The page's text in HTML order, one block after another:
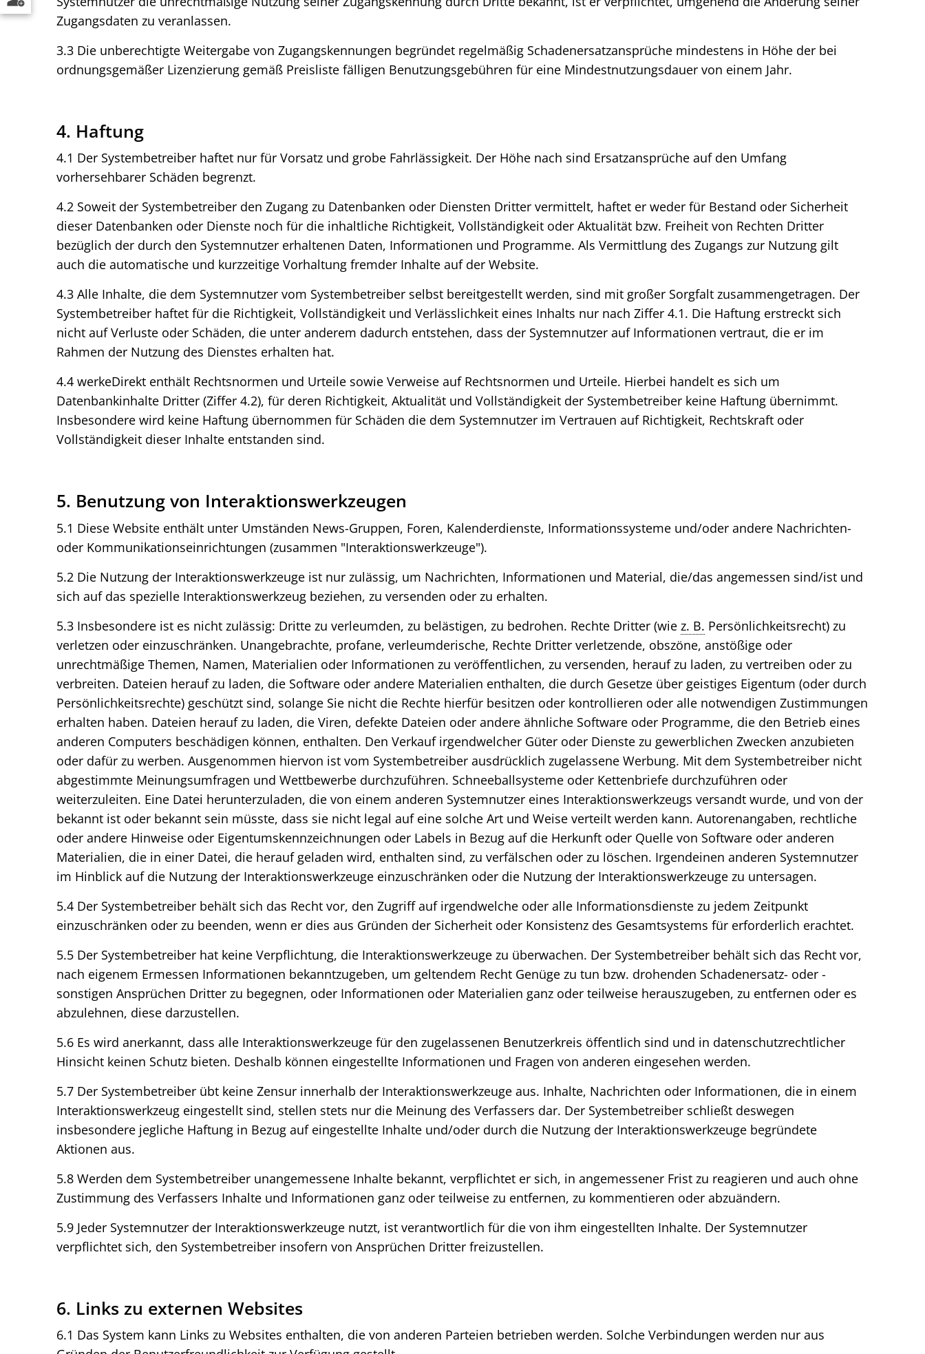
Zugangsdaten zu veranlassen.
3.3 Die unberechtigte Weitergabe von Zugangskennungen begründet regelmäßig Schadenersatzansprüche mindestens in Höhe der bei
ordnungsgemäßer Lizenzierung gemäß Preisliste fälligen Benutzungsgebühren für eine Mindestnutzungsdauer von einem Jahr.
4. Haftung
4.1 Der Systembetreiber haftet nur für Vorsatz und grobe Fahrlässigkeit. Der Höhe nach sind Ersatzansprüche auf den Umfang
vorhersehbarer Schäden begrenzt.
4.2 Soweit der Systembetreiber den Zugang zu Datenbanken oder Diensten Dritter vermittelt, haftet er weder für Bestand oder Sicherheit
dieser Datenbanken oder Dienste noch für die inhaltliche Richtigkeit, Vollständigkeit oder Aktualität bzw. Freiheit von Rechten Dritter
bezüglich der durch den Systemnutzer erhaltenen Daten, Informationen und Programme. Als Vermittlung des Zugangs zur Nutzung gilt
auch die automatische und kurzzeitige Vorhaltung fremder Inhalte auf der Website.
4.3 Alle Inhalte, die dem Systemnutzer vom Systembetreiber selbst bereitgestellt werden, sind mit großer Sorgfalt zusammengetragen. Der
Systembetreiber haftet für die Richtigkeit, Vollständigkeit und Verlässlichkeit eines Inhalts nur nach Ziffer 4.1. Die Haftung erstreckt sich
nicht auf Verluste oder Schäden, die unter anderem dadurch entstehen, dass der Systemnutzer auf Informationen vertraut, die er im
Rahmen der Nutzung des Dienstes erhalten hat.
4.4 werkeDirekt enthält Rechtsnormen und Urteile sowie Verweise auf Rechtsnormen und Urteile. Hierbei handelt es sich um
Datenbankinhalte Dritter (Ziffer 4.2), für deren Richtigkeit, Aktualität und Vollständigkeit der Systembetreiber keine Haftung übernimmt.
Insbesondere wird keine Haftung übernommen für Schäden die dem Systemnutzer im Vertrauen auf Richtigkeit, Rechtskraft oder
Vollständigkeit dieser Inhalte entstanden sind.
5. Benutzung von Interaktionswerkzeugen
5.1 Diese Website enthält unter Umständen News-Gruppen, Foren, Kalenderdienste, Informationssysteme und/oder andere Nachrichten-
oder Kommunikationseinrichtungen (zusammen "Interaktionswerkzeuge").
5.2 Die Nutzung der Interaktionswerkzeuge ist nur zulässig, um Nachrichten, Informationen und Material, die/das angemessen sind/ist und
sich auf das spezielle Interaktionswerkzeug beziehen, zu versenden oder zu erhalten.
5.3 Insbesondere ist es nicht zulässig: Dritte zu verleumden, zu belästigen, zu bedrohen. Rechte Dritter (wie z. B. Persönlichkeitsrecht) zu
verletzen oder einzuschränken. Unangebrachte, profane, verleumderische, Rechte Dritter verletzende, obszöne, anstößige oder
unrechtmäßige Themen, Namen, Materialien oder Informationen zu veröffentlichen, zu versenden, herauf zu laden, zu vertreiben oder zu
verbreiten. Dateien herauf zu laden, die Software oder andere Materialien enthalten, die durch Gesetze über geistiges Eigentum (oder durch
Persönlichkeitsrechte) geschützt sind, solange Sie nicht die Rechte hierfür besitzen oder kontrollieren oder alle notwendigen Zustimmungen
erhalten haben. Dateien herauf zu laden, die Viren, defekte Dateien oder andere ähnliche Software oder Programme, die den Betrieb eines
anderen Computers beschädigen können, enthalten. Den Verkauf irgendwelcher Güter oder Dienste zu gewerblichen Zwecken anzubieten
oder dafür zu werben. Ausgenommen hiervon ist vom Systembetreiber ausdrücklich zugelassene Werbung. Mit dem Systembetreiber nicht
abgestimmte Meinungsumfragen und Wettbewerbe durchzuführen. Schneeballsysteme oder Kettenbriefe durchzuführen oder
weiterzuleiten. Eine Datei herunterzuladen, die von einem anderen Systemnutzer eines Interaktionswerkzeugs versandt wurde, und von der
bekannt ist oder bekannt sein müsste, dass sie nicht legal auf eine solche Art und Weise verteilt werden kann. Autorenangaben, rechtliche
oder andere Hinweise oder Eigentumskennzeichnungen oder Labels in Bezug auf die Herkunft oder Quelle von Software oder anderen
Materialien, die in einer Datei, die herauf geladen wird, enthalten sind, zu verfälschen oder zu löschen. Irgendeinen anderen Systemnutzer
im Hinblick auf die Nutzung der Interaktionswerkzeuge einzuschränken oder die Nutzung der Interaktionswerkzeuge zu untersagen.
5.4 Der Systembetreiber behält sich das Recht vor, den Zugriff auf irgendwelche oder alle Informationsdienste zu jedem Zeitpunkt
einzuschränken oder zu beenden, wenn er dies aus Gründen der Sicherheit oder Konsistenz des Gesamtsystems für erforderlich erachtet.
5.5 Der Systembetreiber hat keine Verpflichtung, die Interaktionswerkzeuge zu überwachen. Der Systembetreiber behält sich das Recht vor,
nach eigenem Ermessen Informationen bekanntzugeben, um geltendem Recht Genüge zu tun bzw. drohenden Schadenersatz- oder -
sonstigen Ansprüchen Dritter zu begegnen, oder Informationen oder Materialien ganz oder teilweise herauszugeben, zu entfernen oder es
abzulehnen, diese darzustellen.
5.6 Es wird anerkannt, dass alle Interaktionswerkzeuge für den zugelassenen Benutzerkreis öffentlich sind und in datenschutzrechtlicher
Hinsicht keinen Schutz bieten. Deshalb können eingestellte Informationen und Fragen von anderen eingesehen werden.
5.7 Der Systembetreiber übt keine Zensur innerhalb der Interaktionswerkzeuge aus. Inhalte, Nachrichten oder Informationen, die in einem
Interaktionswerkzeug eingestellt sind, stellen stets nur die Meinung des Verfassers dar. Der Systembetreiber schließt deswegen
insbesondere jegliche Haftung in Bezug auf eingestellte Inhalte und/oder durch die Nutzung der Interaktionswerkzeuge begründete
Aktionen aus.
5.8 Werden dem Systembetreiber unangemessene Inhalte bekannt, verpflichtet er sich, in angemessener Frist zu reagieren und auch ohne
Zustimmung des Verfassers Inhalte und Informationen ganz oder teilweise zu entfernen, zu kommentieren oder abzuändern.
5.9 Jeder Systemnutzer der Interaktionswerkzeuge nutzt, ist verantwortlich für die von ihm eingestellten Inhalte. Der Systemnutzer
verpflichtet sich, den Systembetreiber insofern von Ansprüchen Dritter freizustellen.
6. Links zu externen Websites
6.1 Das System kann Links zu Websites enthalten, die von anderen Parteien betrieben werden. Solche Verbindungen werden nur aus